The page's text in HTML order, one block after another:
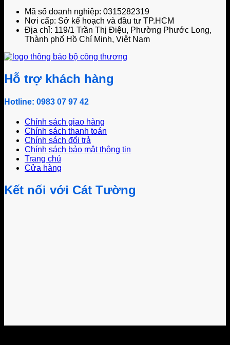
Mã số doanh nghiệp: 0315282319
Nơi cấp: Sở kế hoạch và đầu tư TP.HCM
Địa chỉ: 119/1 Trần Thị Điệu, Phường Phước Long,
Thành phố Hồ Chí Minh, Việt Nam
Hỗ trợ khách hàng
Hotline: 0983 07 97 42
Chính sách giao hàng
Chính sách thanh toán
Chính sách đổi trả
Chính sách bảo mật thông tin
Trang chủ
Cửa hàng
Kết nối với Cát Tường